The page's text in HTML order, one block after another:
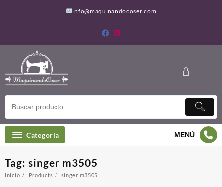
info@maquinandocoser.com
Categoría MENÚ
Tag: singer m3505
Inicio Products singer m3505